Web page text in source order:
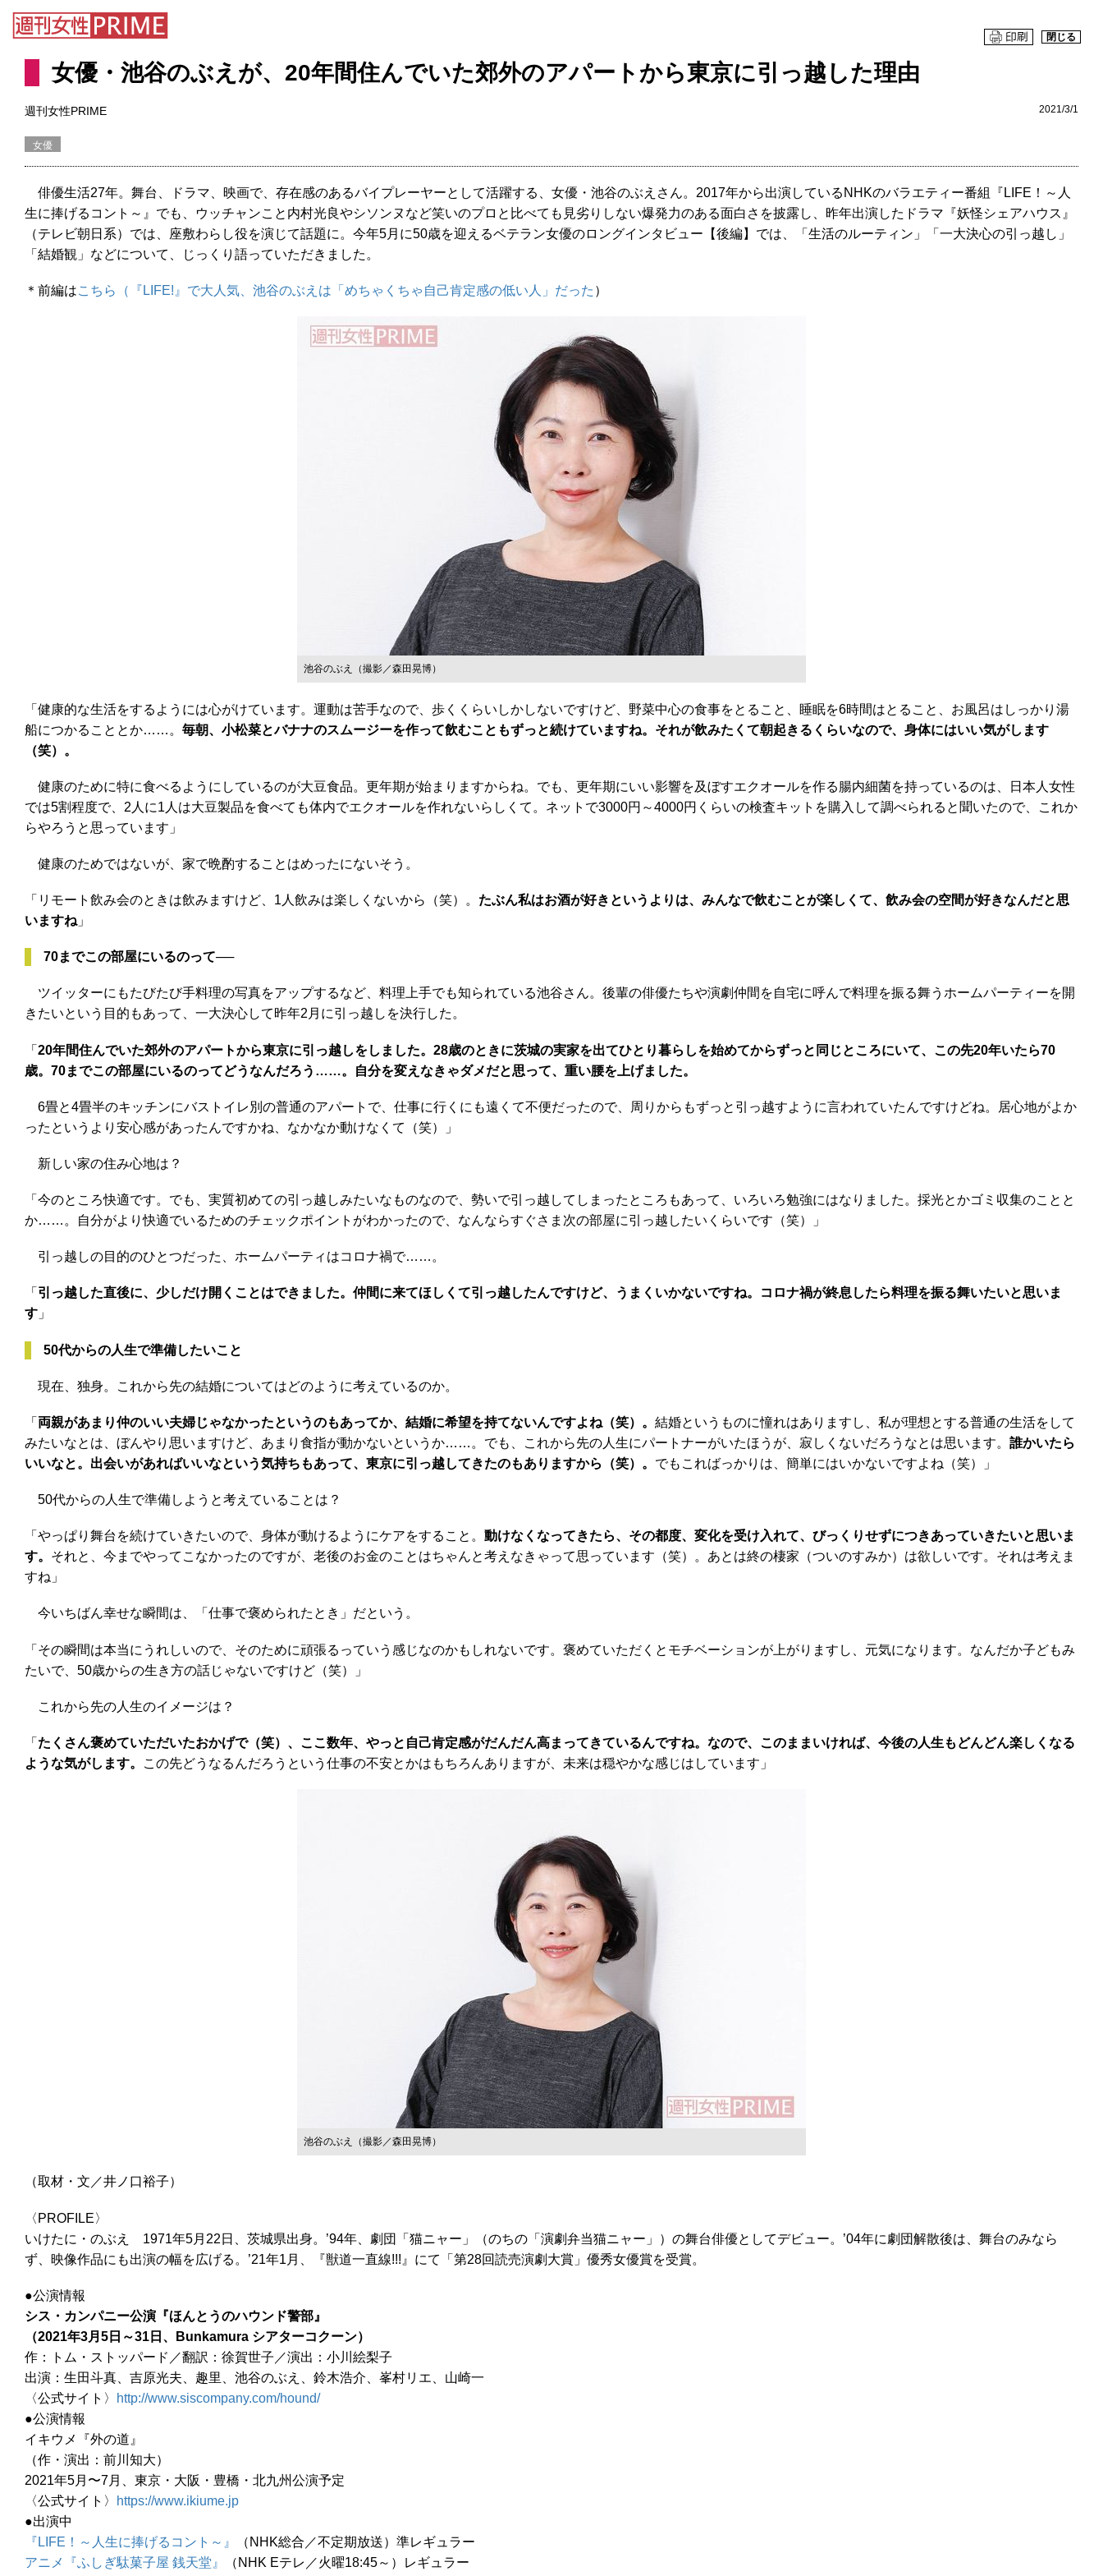
閉じる
女優・池谷のぶえが、20年間住んでいた郊外のアパートから東京に引っ越した理由
週刊女性PRIME 2021/3/1
女優
俳優生活27年。舞台、ドラマ、映画で、存在感のあるバイプレーヤーとして活躍する、女優・池谷のぶえさん。2017年から出演しているNHKのバラエティー番組『LIFE！～人
生に捧げるコント～』でも、ウッチャンこと内村光良やシソンヌなど笑いのプロと比べても見劣りしない爆発力のある面白さを披露し、昨年出演したドラマ『妖怪シェアハウス』
（テレビ朝日系）では、座敷わらし役を演じて話題に。今年5月に50歳を迎えるベテラン女優のロングインタビュー【後編】では、「生活のルーティン」「一大決心の引っ越し」
「結婚観」などについて、じっくり語っていただきました。
＊前編はこちら（『LIFE!』で大人気、池谷のぶえは「めちゃくちゃ自己肯定感の低い人」だった ）
池谷のぶえ（撮影／森田晃博）
「健康的な生活をするようには心がけています。運動は苦手なので、歩くくらいしかしないですけど、野菜中心の食事をとること、睡眠を6時間はとること、お風呂はしっかり湯
船につかることとか……。 毎朝、小松菜とバナナのスムージーを作って飲むこともずっと続けていますね。それが飲みたくて朝起きるくらいなので、身体にはいい気がします
（笑）。
健康のために特に食べるようにしているのが大豆食品。更年期が始まりますからね。でも、更年期にいい影響を及ぼすエクオールを作る腸内細菌を持っているのは、日本人女性
では5割程度で、2人に1人は大豆製品を食べても体内でエクオールを作れないらしくて。ネットで3000円～4000円くらいの検査キットを購入して調べられると聞いたので、これか
らやろうと思っています」
健康のためではないが、家で晩酌することはめったにないそう。
「リモート飲み会のときは飲みますけど、1人飲みは楽しくないから（笑）。 たぶん私はお酒が好きというよりは、みんなで飲むことが楽しくて、飲み会の空間が好きなんだと思
いますね 」
70までこの部屋にいるのって──
ツイッターにもたびたび手料理の写真をアップするなど、料理上手でも知られている池谷さん。後輩の俳優たちや演劇仲間を自宅に呼んで料理を振る舞うホームパーティーを開
きたいという目的もあって、一大決心して昨年2月に引っ越しを決行した。
「 20年間住んでいた郊外のアパートから東京に引っ越しをしました。28歳のときに茨城の実家を出てひとり暮らしを始めてからずっと同じところにいて、この先20年いたら70
歳。70までこの部屋にいるのってどうなんだろう……。自分を変えなきゃダメだと思って、重い腰を上げました。
6畳と4畳半のキッチンにバストイレ別の普通のアパートで、仕事に行くにも遠くて不便だったので、周りからもずっと引っ越すように言われていたんですけどね。居心地がよか
ったというより安心感があったんですかね、なかなか動けなくて（笑）」
新しい家の住み心地は？
「今のところ快適です。でも、実質初めての引っ越しみたいなものなので、勢いで引っ越してしまったところもあって、いろいろ勉強にはなりました。採光とかゴミ収集のことと
か……。自分がより快適でいるためのチェックポイントがわかったので、なんならすぐさま次の部屋に引っ越したいくらいです（笑）」
引っ越しの目的のひとつだった、ホームパーティはコロナ禍で……。
「 引っ越した直後に、少しだけ開くことはできました。仲間に来てほしくて引っ越したんですけど、うまくいかないですね。コロナ禍が終息したら料理を振る舞いたいと思いま
す 」
50代からの人生で準備したいこと
現在、独身。これから先の結婚についてはどのように考えているのか。
「 両親があまり仲のいい夫婦じゃなかったというのもあってか、結婚に希望を持てないんですよね（笑）。 結婚というものに憧れはありますし、私が理想とする普通の生活をして
みたいなとは、ぼんやり思いますけど、あまり食指が動かないというか……。でも、これから先の人生にパートナーがいたほうが、寂しくないだろうなとは思います。 誰かいたら
いいなと。出会いがあればいいなという気持ちもあって、東京に引っ越してきたのもありますから（笑）。 でもこればっかりは、簡単にはいかないですよね（笑）」
50代からの人生で準備しようと考えていることは？
「やっぱり舞台を続けていきたいので、身体が動けるようにケアをすること。 動けなくなってきたら、その都度、変化を受け入れて、びっくりせずにつきあっていきたいと思いま
す。 それと、今までやってこなかったのですが、老後のお金のことはちゃんと考えなきゃって思っています（笑）。あとは終の棲家（ついのすみか）は欲しいです。それは考えま
すね」
今いちばん幸せな瞬間は、「仕事で褒められたとき」だという。
「その瞬間は本当にうれしいので、そのために頑張るっていう感じなのかもしれないです。褒めていただくとモチベーションが上がりますし、元気になります。なんだか子どもみ
たいで、50歳からの生き方の話じゃないですけど（笑）」
これから先の人生のイメージは？
「 たくさん褒めていただいたおかげで（笑）、ここ数年、やっと自己肯定感がだんだん高まってきているんですね。なので、このままいければ、今後の人生もどんどん楽しくなる
ような気がします。
この先どうなるんだろうという仕事の不安とかはもちろんありますが、未来は穏やかな感じはしています」
池谷のぶえ（撮影／森田晃博）
（取材・文／井ノ口裕子）
〈PROFILE〉
いけたに・のぶえ 1971年5月22日、茨城県出身。’94年、劇団「猫ニャー」（のちの「演劇弁当猫ニャー」）の舞台俳優としてデビュー。’04年に劇団解散後は、舞台のみなら
ず、映像作品にも出演の幅を広げる。’21年1月、『獣道一直線!!!』にて「第28回読売演劇大賞」優秀女優賞を受賞。
●公演情報
シス・カンパニー公演『ほんとうのハウンド警部』
（2021年3月5日～31日、Bunkamura シアターコクーン）
作：トム・ストッパード／翻訳：徐賀世子／演出：小川絵梨子
出演：生田斗真、吉原光夫、趣里、池谷のぶえ、鈴木浩介、峯村リエ、山崎一
〈公式サイト〉
http://www.siscompany.com/hound/
●公演情報
イキウメ『外の道』
（作・演出：前川知大）
2021年5月〜7月、東京・大阪・豊橋・北九州公演予定
〈公式サイト〉
https://www.ikiume.jp
●出演中
『LIFE！～人生に捧げるコント～』
（NHK総合／不定期放送）準レギュラー
アニメ『ふしぎ駄菓子屋 銭天堂』
（NHK Eテレ／火曜18:45～）レギュラー